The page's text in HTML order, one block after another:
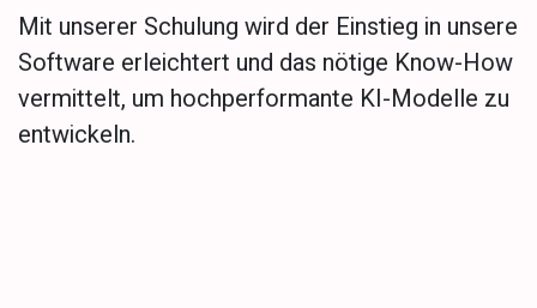
Mit unserer Schulung wird der Einstieg in unsere
Software erleichtert und das nötige Know-How
vermittelt, um hochperformante KI-Modelle zu
entwickeln.